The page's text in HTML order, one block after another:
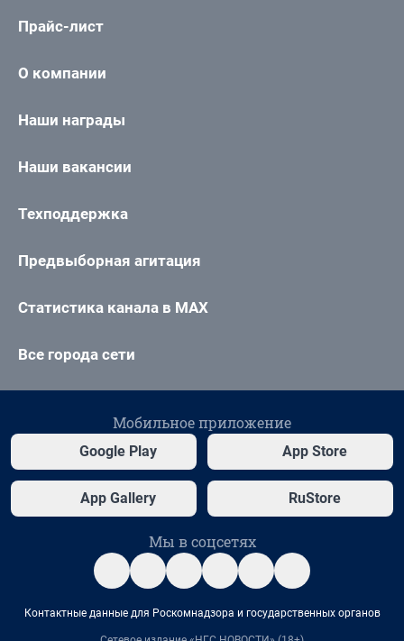
Прайс-лист
О компании
Наши награды
Наши вакансии
Техподдержка
Предвыборная агитация
Статистика канала в MAX
Все города сети
Мобильное приложение
Google Play App Store
App Gallery RuStore
Мы в соцсетях
Контактные данные для Роскомнадзора и государственных органов